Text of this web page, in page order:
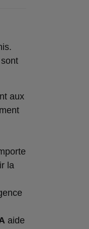
aux
la
aide